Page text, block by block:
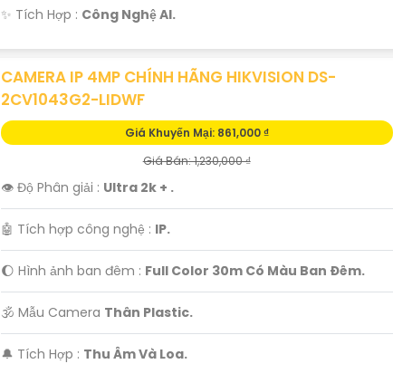
️✨ Tích Hợp : Công Nghệ AI.
CAMERA IP 4MP CHÍNH HÃNG HIKVISION DS-
2CV1043G2-LIDWF
Giá Khuyến Mại: 861,000 ₫
Giá Bán: 1,230,000 ₫
👁 Độ Phân giải : Ultra 2k + .
🤖️ Tích hợp công nghệ : IP.
🌔 Hình ảnh ban đêm : Full Color 30m Có Màu Ban Ðêm.
🕉️ Mẫu Camera Thân Plastic.
️🔔 Tích Hợp : Thu Âm Và Loa.